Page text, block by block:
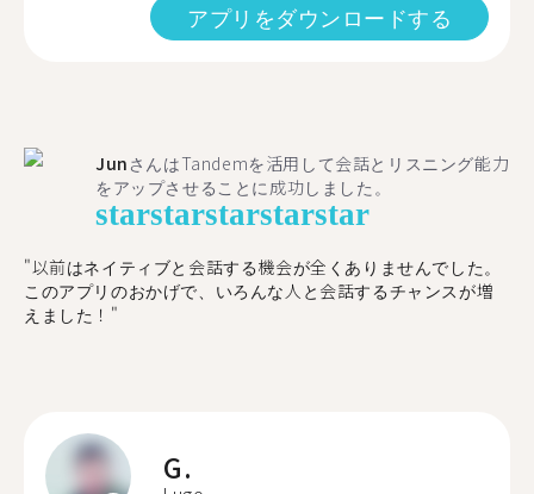
アプリをダウンロードする
Jun さんはTandemを活用して会話とリスニング能力
をアップさせることに成功しました。
starstarstarstarstar
"以前はネイティブと会話する機会が全くありませんでした。
このアプリのおかげで、いろんな人と会話するチャンスが増
えました！"
G.